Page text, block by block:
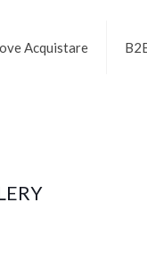
Acquistare